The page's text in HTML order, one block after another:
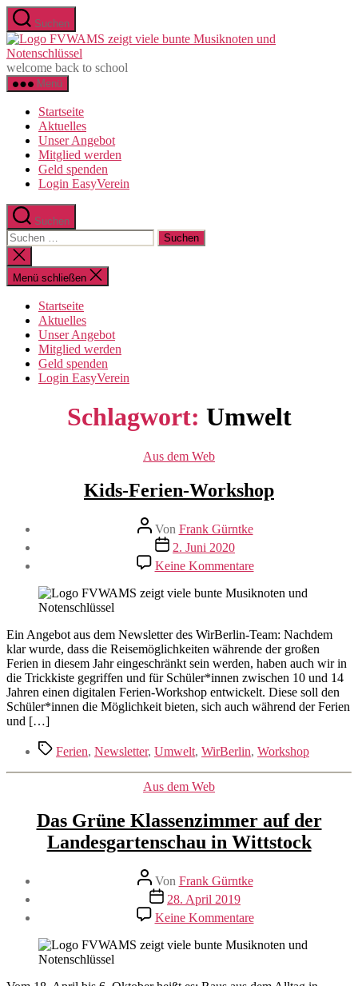
Zum
Inhalt
springen
Suchen
welcome back to school
Menü
Startseite
Aktuelles
Unser Angebot
Mitglied werden
Geld spenden
Login EasyVerein
Suchen
Suchen
nach:
Suche
schließen
Menü schließen
Startseite
Aktuelles
Unser Angebot
Mitglied werden
Geld spenden
Login EasyVerein
Schlagwort: Umwelt
Kategorien
Aus dem Web
Kids-Ferien-Workshop
Beitragsautor
Von Frank Gürntke
Veröffentlichungsdatum
2. Juni 2020
Keine Kommentarezu
Kids-
Ferien-
Ein Angebot aus dem Newsletter des WirBerlin-Team: Nachdem
klar wurde, dass die Reisemöglichkeiten währende der großen
Ferien in diesem Jahr eingeschränkt sein werden, haben auch wir in
die Trickkiste gegriffen und für Schüler*innen zwischen 10 und 14
Jahren einen digitalen Ferien-Workshop entwickelt. Diese soll den
Schüler*innen die Möglichkeit bieten, sich auch während der Ferien
und […]
Schlagwörter
Ferien, Newsletter, Umwelt, WirBerlin, Workshop
Kategorien
Aus dem Web
Das Grüne Klassenzimmer auf der
Landesgartenschau in Wittstock
Beitragsautor
Von Frank Gürntke
Veröffentlichungsdatum
28. April 2019
Keine Kommentarezu
Das
Grüne